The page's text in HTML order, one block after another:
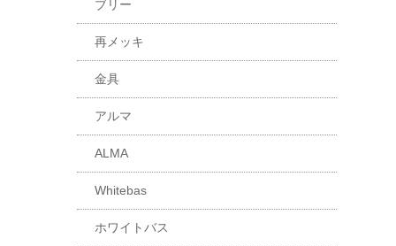
ブリー
再メッキ
金具
アルマ
ALMA
Whitebas
ホワイトバス